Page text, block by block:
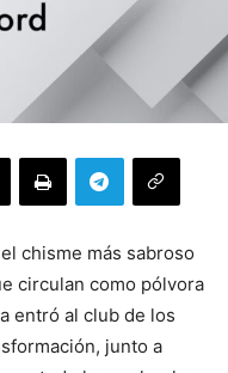
chisme más sabroso
circulan como pólvora
entró al club de los
junto a